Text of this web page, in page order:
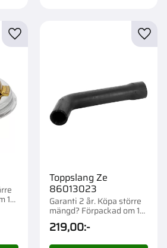
1
Lägg till i favoriter
Toppslang Ze
86013023
Garanti 2 år. Köpa större
mängd? Förpackad om 1
st.
219,00:-